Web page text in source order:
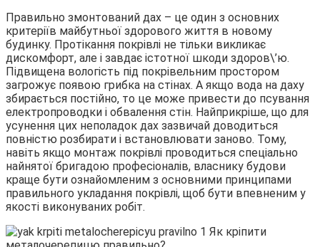
Правильно змонтований дах – це один з основних
критеріїв майбутньої здорового життя в новому
будинку. Протікання покрівлі не тільки викликає
дискомфорт, але і завдає істотної шкоди здоров\’ю.
Підвищена вологість під покрівельним простором
загрожує появою грибка на стінах. А якщо вода на даху
збирається постійно, то це може привести до псування
електропроводки і обвалення стін. Найприкріше, що для
усунення цих неполадок дах зазвичай доводиться
повністю розбирати і встановлювати заново. Тому,
навіть якщо монтаж покрівлі проводиться спеціально
найнятої бригадою професіоналів, власнику будови
краще бути ознайомленим з основними принципами
правильного укладання покрівлі, щоб бути впевненим у
якості виконуваних робіт.